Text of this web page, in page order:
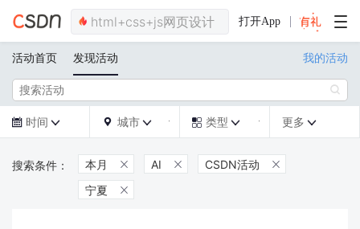
打开App
活动首页 发现活动 我的活动

 时间   城市   类型  更多 
本月  AI  CSDN活动 
宁夏 